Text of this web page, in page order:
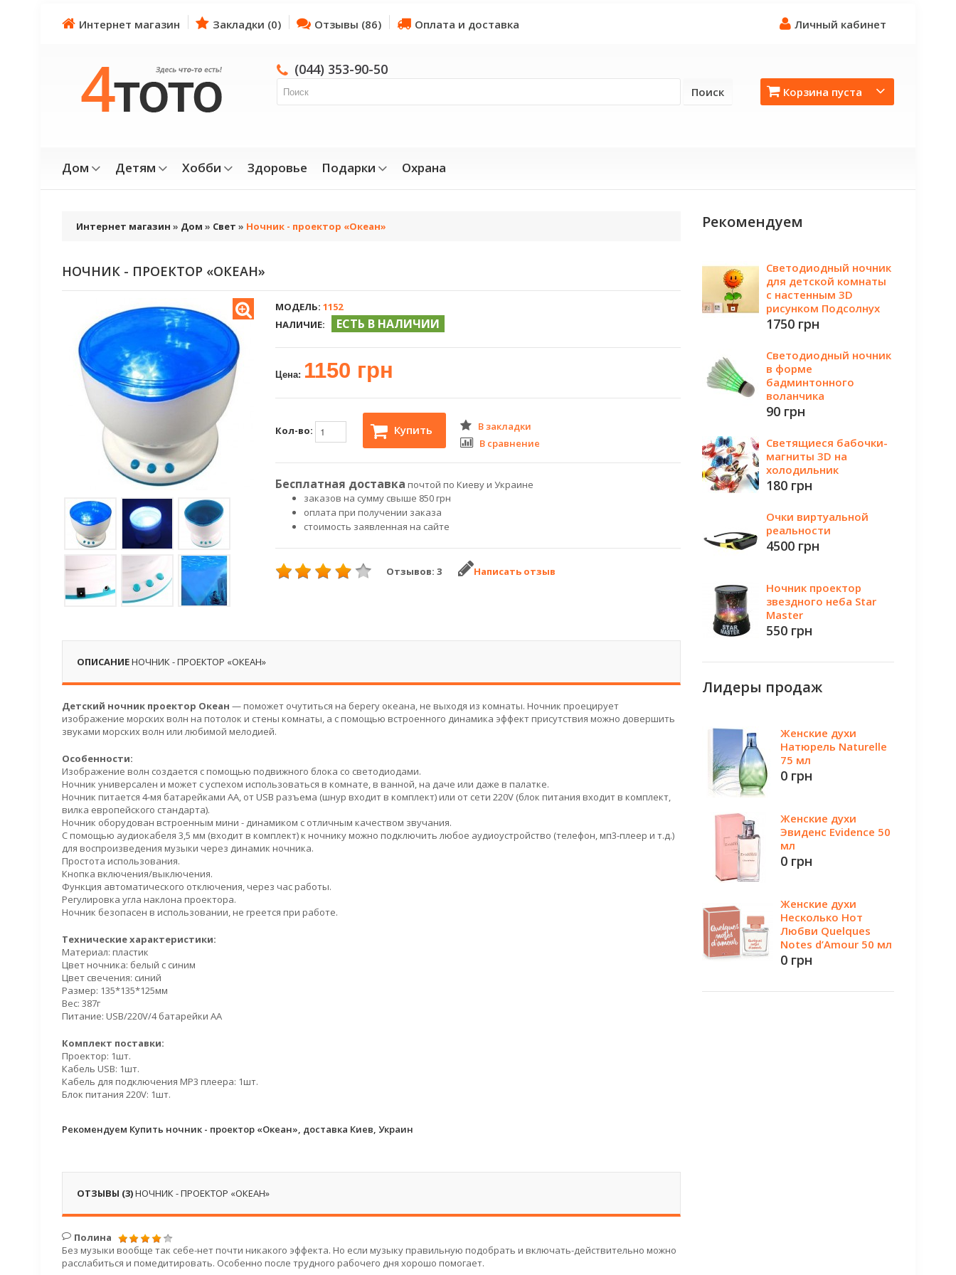
Интернет магазин Закладки (0) Отзывы (86) Оплата и доставка Личный кабинет
Корзина пуста
(044) 353-90-50
Поиск
Дом Детям Хобби Здоровье Подарки Охрана
Интернет магазин » Дом » Свет » Ночник - проектор «Океан»
НОЧНИК - ПРОЕКТОР «ОКЕАН»
МОДЕЛЬ: 1152
НАЛИЧИЕ:
ЕСТЬ В НАЛИЧИИ
Цена: 1150 грн
Кол-во: Купить
В закладки
В сравнение
Бесплатная доставка почтой по Киеву и Украине
заказов на сумму свыше 850 грн
оплата при получении заказа
стоимость заявленная на сайте
Отзывов: 3 Написать отзыв
ОПИСАНИЕНОЧНИК - ПРОЕКТОР «ОКЕАН»
Детский ночник проектор Океан — поможет очутиться на берегу океана, не выходя из комнаты. Ночник проецирует
изображение морских волн на потолок и стены комнаты, а с помощью встроенного динамика эффект присутствия можно довершить
звуками морских волн или любимой мелодией.
Особенности:
Изображение волн создается с помощью подвижного блока со светодиодами.
Ночник универсален и может с успехом использоваться в комнате, в ванной, на даче или даже в палатке.
Ночник питается 4-мя батарейками АА, от USB разъема (шнур входит в комплект) или от сети 220V (блок питания входит в комплект,
вилка европейского стандарта).
Ночник оборудован встроенным мини - динамиком с отличным качеством звучания.
С помощью аудиокабеля 3,5 мм (входит в комплект) к ночнику можно подключить любое аудиоустройство (телефон, мп3-плеер и т.д.)
для воспроизведения музыки через динамик ночника.
Простота использования.
Кнопка включения/выключения.
Функция автоматического отключения, через час работы.
Регулировка угла наклона проектора.
Ночник безопасен в использовании, не греется при работе.
Технические характеристики:
Материал: пластик
Цвет ночника: белый с синим
Цвет свечения: синий
Размер: 135*135*125мм
Вес: 387г
Питание: USB/220V/4 батарейки AA
Комплект поставки:
Проектор: 1шт.
Кабель USB: 1шт.
Кабель для подключения MP3 плеера: 1шт.
Блок питания 220V: 1шт.
Рекомендуем Купить ночник - проектор «Океан», доставка Киев, Украин
ОТЗЫВЫ (3)НОЧНИК - ПРОЕКТОР «ОКЕАН»
Полина
Без музыки вообще так себе-нет почти никакого эффекта. Но если музыку правильную подобрать и включать-действительно можно
расслабиться и помедитировать. Особенно после трудного рабочего дня хорошо помогает.
Рекомендуем
Светодиодный ночник
для детской комнаты
с настенным 3D
рисунком Подсолнух
1750 грн
Светодиодный ночник
в форме
бадминтонного
воланчика
90 грн
Светящиеся бабочки-
магниты 3D на
холодильник
180 грн
Очки виртуальной
реальности
4500 грн
Ночник проектор
звездного неба Star
Master
550 грн
Лидеры продаж
Женские духи
Натюрель Naturelle
75 мл
0 грн
Женские духи
Эвиденс Evidence 50
мл
0 грн
Женские духи
Несколько Нот
Любви Quelques
Notes d’Amour 50 мл
0 грн